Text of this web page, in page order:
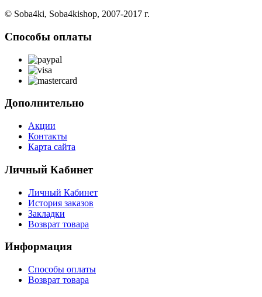
© Soba4ki, Soba4kishop, 2007-2017 г.
Способы оплаты
Дополнительно
Акции
Контакты
Карта сайта
Личный Кабинет
Личный Кабинет
История заказов
Закладки
Возврат товара
Информация
Способы оплаты
Возврат товара